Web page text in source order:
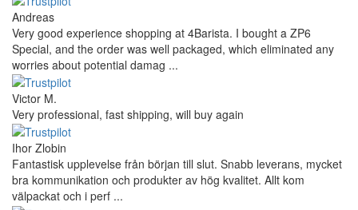
Andreas
Very good experience shopping at 4Barista. I bought a ZP6
Special, and the order was well packaged, which eliminated any
worries about potential damag ...
Victor M.
Very professional, fast shipping, will buy again
Ihor Zlobin
Fantastisk upplevelse från början till slut. Snabb leverans, mycket
bra kommunikation och produkter av hög kvalitet. Allt kom
välpackat och i perf ...